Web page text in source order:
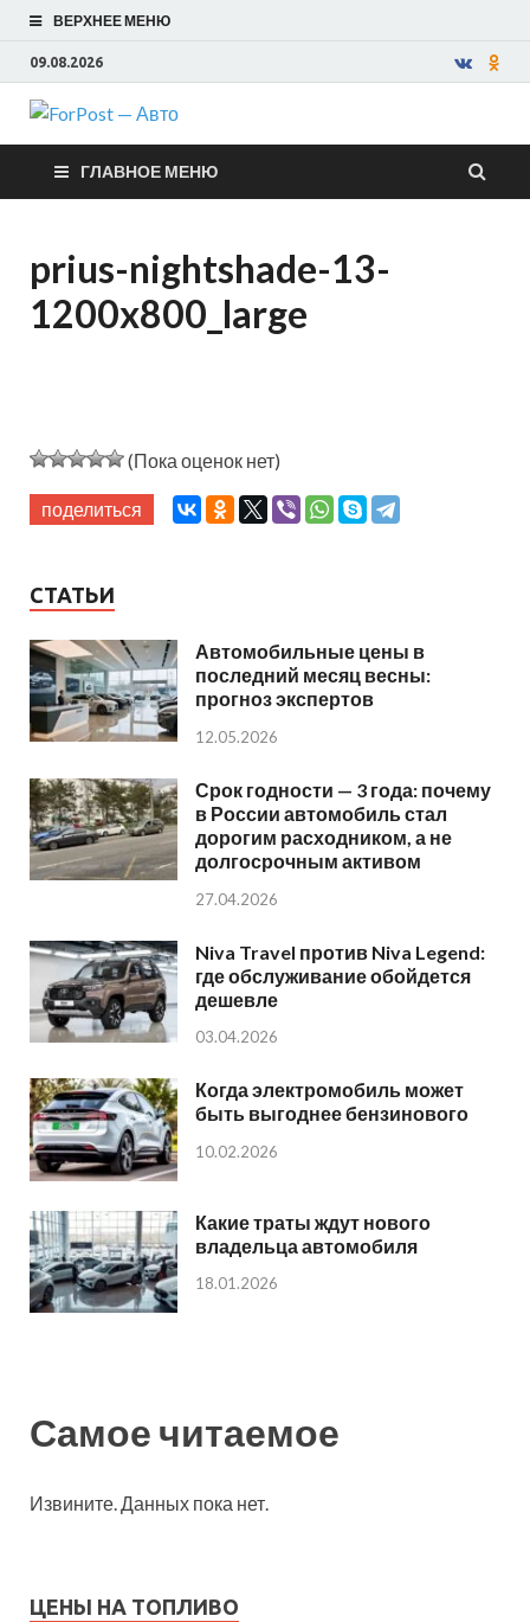
ВЕРХНЕЕ МЕНЮ
09.08.2026
ForPost —
Авто
ГЛАВНОЕ МЕНЮ
prius-nightshade-13-
1200x800_large
(Пока оценок нет)
поделиться
СТАТЬИ
Автомобильные цены в
последний месяц весны:
прогноз экспертов
12.05.2026
Срок годности — 3 года: почему
в России автомобиль стал
дорогим расходником, а не
долгосрочным активом
27.04.2026
Niva Travel против Niva Legend:
где обслуживание обойдется
дешевле
03.04.2026
Когда электромобиль может
быть выгоднее бензинового
10.02.2026
Какие траты ждут нового
владельца автомобиля
18.01.2026
Самое читаемое
Извините. Данных пока нет.
ЦЕНЫ НА ТОПЛИВО